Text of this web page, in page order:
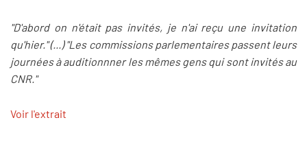
"D'abord on n'était pas invités, je n'ai reçu une invitation
qu'hier." (...) "Les commissions parlementaires passent leurs
journées à auditionnner les mêmes gens qui sont invités au
CNR."
Voir l'extrait